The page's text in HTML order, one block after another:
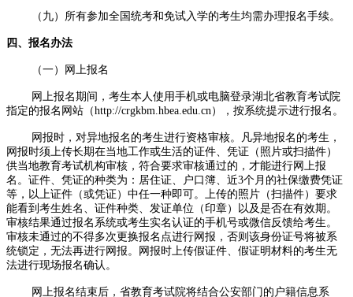
（九）所有参加全国统考和免试入学的考生均需办理报名手续。
四、报名办法
（一）网上报名
网上报名期间，考生本人使用手机或电脑登录湖北省教育考试院
指定的报名网站（http://crgkbm.hbea.edu.cn），按系统提示进行报名。
网报时，对异地报名的考生进行资格审核。凡异地报名的考生，
网报时须上传长期在当地工作或生活的证件、凭证（照片或扫描件）
供当地教育考试机构审核，符合要求审核通过的，才能进行网上报
名。证件、凭证的种类为：居住证、户口簿、近3个月的社保缴费凭证
等，以上证件（或凭证）中任一种即可。上传的照片（扫描件）要求
能看到考生姓名、证件种类、发证单位（印章）以及是否在有效期。
审核结果通过报名系统或考生实名认证的手机号或微信反馈给考生。
审核未通过的不得多次更换报名点进行网报，否则该身份证号将被系
统锁定，无法再进行网报。网报时上传假证件、假证明材料的考生无
法进行现场报名确认。
网上报名结束后，省教育考试院将结合公安部门的户籍信息系